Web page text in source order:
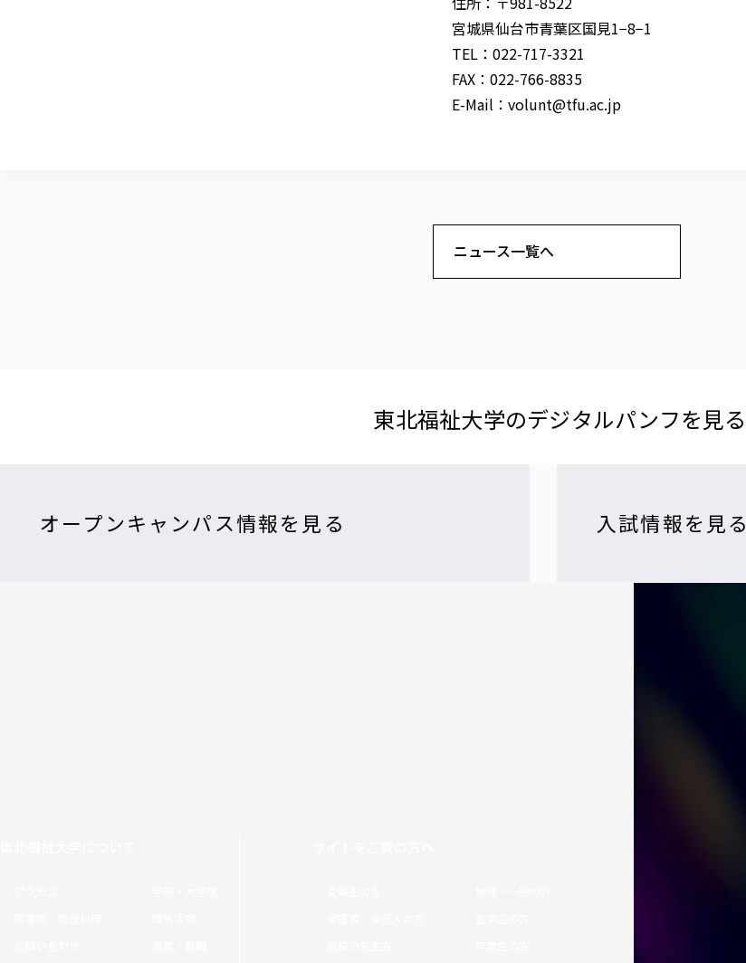
宮城県仙台市青葉区国見1−8−1
TEL：022-717-3321
FAX：022-766-8835
E-Mail： volunt@tfu.ac.jp
ニュース一覧へ
東北福祉大学の​デジタルパンフを​見る​
オープンキャンパス情報を見る 入試情報を見る